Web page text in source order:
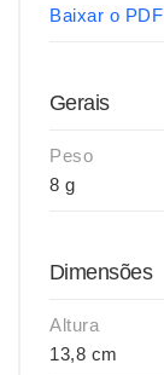
Baixar o PDF
Gerais
Peso
8 g
Dimensões
Altura
13,8 cm